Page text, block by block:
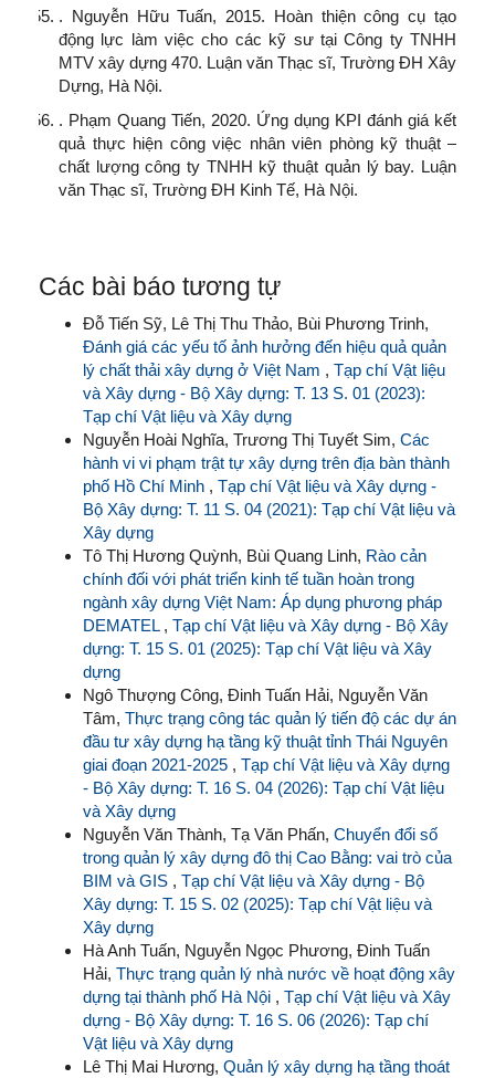
. Nguyễn Hữu Tuấn, 2015. Hoàn thiện công cụ tạo
động lực làm việc cho các kỹ sư tại Công ty TNHH
MTV xây dựng 470. Luận văn Thạc sĩ, Trường ĐH Xây
Dựng, Hà Nội.
. Phạm Quang Tiến, 2020. Ứng dụng KPI đánh giá kết
quả thực hiện công việc nhân viên phòng kỹ thuật –
chất lượng công ty TNHH kỹ thuật quản lý bay. Luận
văn Thạc sĩ, Trường ĐH Kinh Tế, Hà Nội.
Các bài báo tương tự
Đỗ Tiến Sỹ, Lê Thị Thu Thảo, Bùi Phương Trinh,
Đánh giá các yếu tố ảnh hưởng đến hiệu quả quản
lý chất thải xây dựng ở Việt Nam , Tạp chí Vật liệu
và Xây dựng - Bộ Xây dựng: T. 13 S. 01 (2023):
Tạp chí Vật liệu và Xây dựng
Nguyễn Hoài Nghĩa, Trương Thị Tuyết Sim, Các
hành vi vi phạm trật tự xây dựng trên địa bàn thành
phố Hồ Chí Minh , Tạp chí Vật liệu và Xây dựng -
Bộ Xây dựng: T. 11 S. 04 (2021): Tạp chí Vật liệu và
Xây dựng
Tô Thị Hương Quỳnh, Bùi Quang Linh, Rào cản
chính đối với phát triển kinh tế tuần hoàn trong
ngành xây dựng Việt Nam: Áp dụng phương pháp
DEMATEL , Tạp chí Vật liệu và Xây dựng - Bộ Xây
dựng: T. 15 S. 01 (2025): Tạp chí Vật liệu và Xây
dựng
Ngô Thượng Công, Đinh Tuấn Hải, Nguyễn Văn
Tâm, Thực trạng công tác quản lý tiến độ các dự án
đầu tư xây dựng hạ tầng kỹ thuật tỉnh Thái Nguyên
giai đoạn 2021-2025 , Tạp chí Vật liệu và Xây dựng
- Bộ Xây dựng: T. 16 S. 04 (2026): Tạp chí Vật liệu
và Xây dựng
Nguyễn Văn Thành, Tạ Văn Phấn, Chuyển đổi số
trong quản lý xây dựng đô thị Cao Bằng: vai trò của
BIM và GIS , Tạp chí Vật liệu và Xây dựng - Bộ
Xây dựng: T. 15 S. 02 (2025): Tạp chí Vật liệu và
Xây dựng
Hà Anh Tuấn, Nguyễn Ngọc Phương, Đinh Tuấn
Hải, Thực trạng quản lý nhà nước về hoạt động xây
dựng tại thành phố Hà Nội , Tạp chí Vật liệu và Xây
dựng - Bộ Xây dựng: T. 16 S. 06 (2026): Tạp chí
Vật liệu và Xây dựng
Lê Thị Mai Hương, Quản lý xây dựng hạ tầng thoát